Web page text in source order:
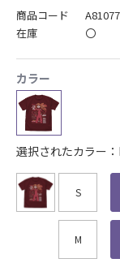
商品コード
在庫
〇
カラー
選択されたカラー
S
M